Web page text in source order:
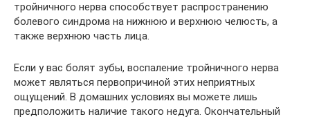
тройничного нерва способствует распространению
болевого синдрома на нижнюю и верхнюю челюсть, а
также верхнюю часть лица.
Если у вас болят зубы, воспаление тройничного нерва
может являться первопричиной этих неприятных
ощущений. В домашних условиях вы можете лишь
предположить наличие такого недуга. Окончательный